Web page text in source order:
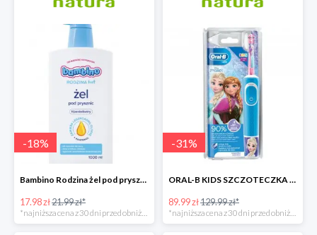
-18%
Bambino Rodzina żel pod prysznic 1000 ml
17.98 zł21.99 zł*
-31%
ORAL-B KIDS SZCZOTECZKA ELEKTRYCZNA KRAINA LODU
89.99 zł129.99 zł*